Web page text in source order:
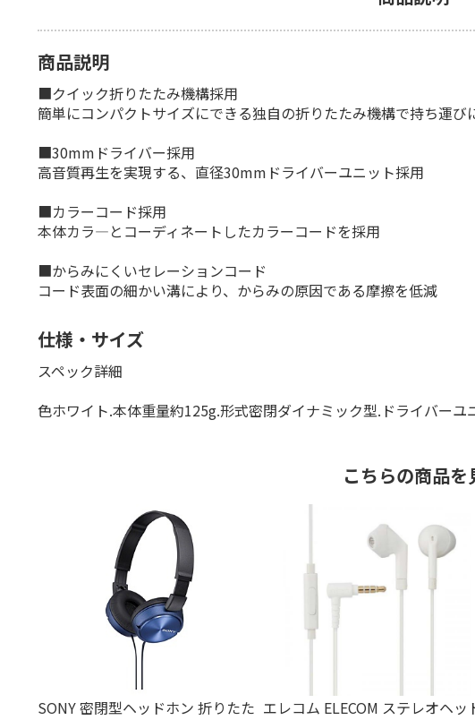
商品説明
■クイック折りたたみ機構採用
簡単にコンパクトサイズにできる独自の折りたたみ機構で持ち運び
■30mmドライバー採用
高音質再生を実現する、直径30mmドライバーユニット採用
■カラーコード採用
本体カラ―とコーディネートしたカラーコードを採用
■からみにくいセレーションコード
コード表面の細かい溝により、からみの原因である摩擦を低減
仕様・サイズ
スペック詳細
色ホワイト.本体重量約125g.形式密閉ダイナミック型.ドライバー
こちらの商品
SONY 密閉型ヘッドホン 折りたた エレコム ELECOM ステレオヘッ